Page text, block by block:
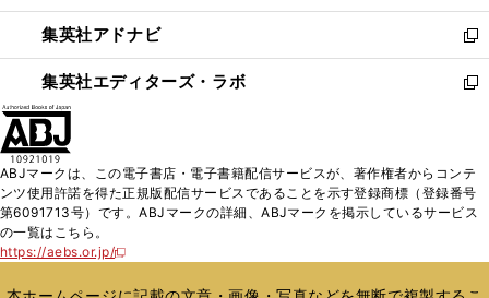
開
く
ウ
で
開
く
ン
ド
ウ
で
ウ
ィ
ン
ド
く
集英社アドナビ
新
し
い
ド
ウ
で
集英社エディターズ・ラボ
新
ィ
ン
ド
開
ABJマークは、この電子書店・電子書籍配信サービスが、著作権者からコンテ
ンツ使用許諾を得た正規版配信サービスであることを示す登録商標（登録番号
第6091713号）です。ABJマークの詳細、ABJマークを掲示しているサービス
の一覧はこちら。
https://aebs.or.jp/
新
い